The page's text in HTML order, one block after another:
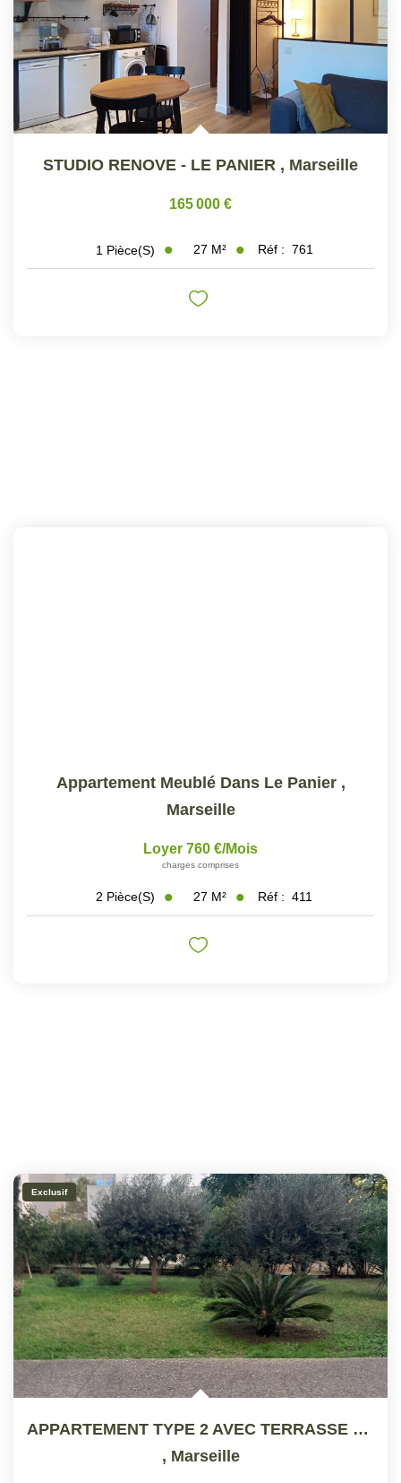
STUDIO RENOVE - LE PANIER , Marseille
165 000 €
1 Pièce(s) 27 M² Réf : 761
Appartement Meublé Dans Le Panier ,
Marseille
Loyer 760 €/mois
charges comprises
2 Pièce(s) 27 M² Réf : 411
Exclusif
APPARTEMENT TYPE 2 AVEC TERRASSE 13002
, Marseille